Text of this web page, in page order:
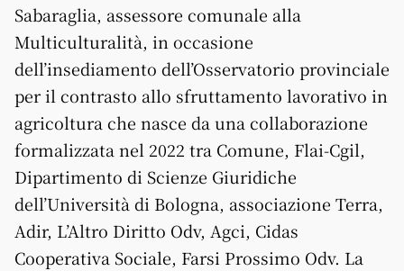
Sabaraglia, assessore comunale alla
Multiculturalità, in occasione
dell’insediamento dell’Osservatorio provinciale
per il contrasto allo sfruttamento lavorativo in
agricoltura che nasce da una collaborazione
formalizzata nel 2022 tra Comune, Flai-Cgil,
Dipartimento di Scienze Giuridiche
dell’Università di Bologna, associazione Terra,
Adir, L’Altro Diritto Odv, Agci, Cidas
Cooperativa Sociale, Farsi Prossimo Odv. La